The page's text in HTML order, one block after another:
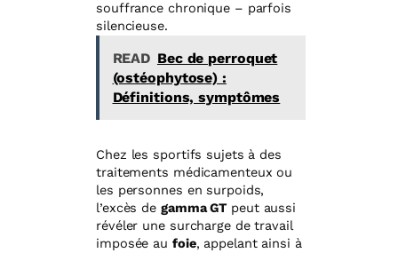
souffrance chronique – parfois
silencieuse.
READ Bec de perroquet
(ostéophytose) :
Définitions, symptômes
Chez les sportifs sujets à des
traitements médicamenteux ou
les personnes en surpoids,
l’excès de gamma GTpeut aussi
révéler une surcharge de travail
imposée au foie, appelant ainsi à